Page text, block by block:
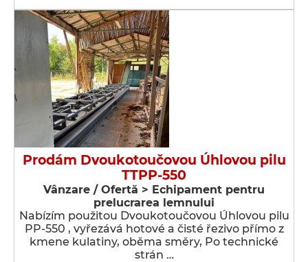
Prodám Dvoukotoučovou Úhlovou pilu
TTPP-550
Vânzare / Ofertă > Echipament pentru
prelucrarea lemnului
Nabízím použitou Dvoukotoučovou Úhlovou pilu
PP-550 , vyřezává hotové a čisté řezivo přímo z
kmene kulatiny, oběma směry, Po technické
strán …